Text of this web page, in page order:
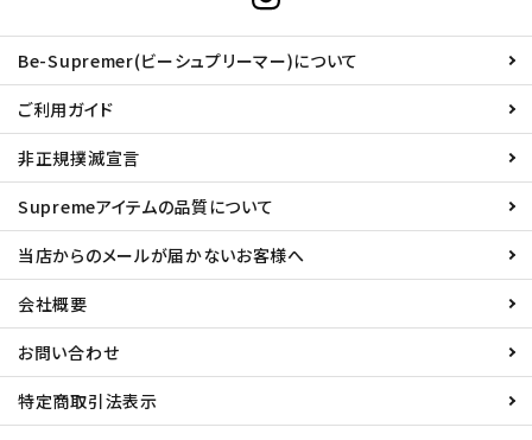
Be-Supremer(ビーシュプリーマー)について
ご利用ガイド
非正規撲滅宣言
Supremeアイテムの品質について
当店からのメールが届かないお客様へ
会社概要
お問い合わせ
特定商取引法表示